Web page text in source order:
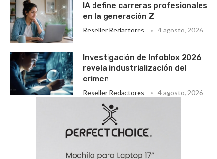
IA define carreras profesionales
en la generación Z
Reseller Redactores 4 agosto, 2026
Investigación de Infoblox 2026
revela industrialización del
crimen
Reseller Redactores 4 agosto, 2026